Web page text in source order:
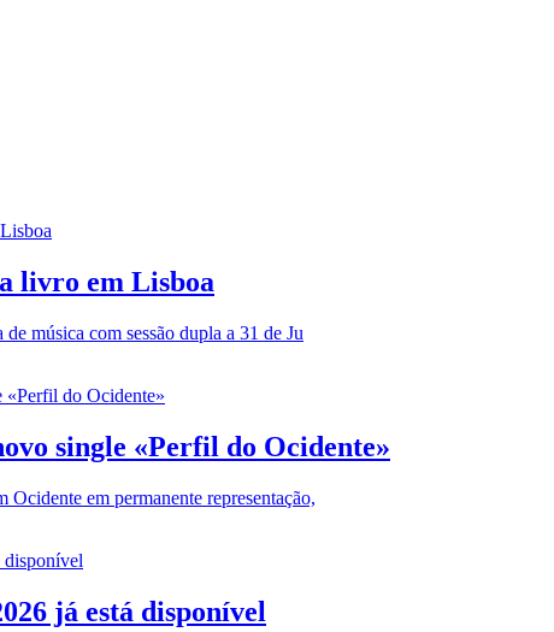
livro em Lisboa
música com sessão dupla a 31 de Ju
single «Perfil do Ocidente»
em permanente representação,
já está disponível